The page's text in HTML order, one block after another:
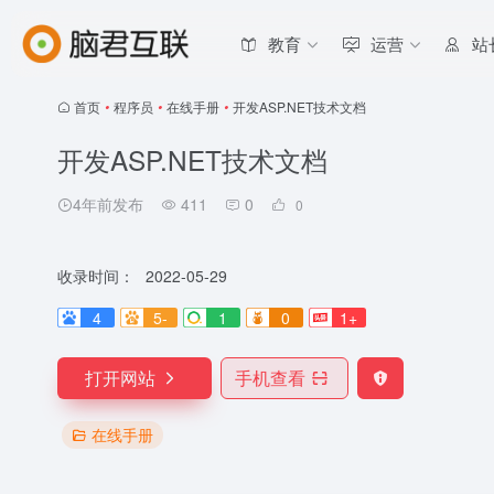
教育 运营 站
首页 • 程序员 • 在线手册 • 开发ASP.NET技术文档
开发ASP.NET技术文档
4年前发布 411 0 0
收录时间：
2022-05-29
4
5- 1 0 1+
打开网站 手机查看
在线手册